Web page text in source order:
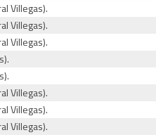
Villegas).
Villegas).
Villegas).
Villegas).
Villegas).
Villegas).